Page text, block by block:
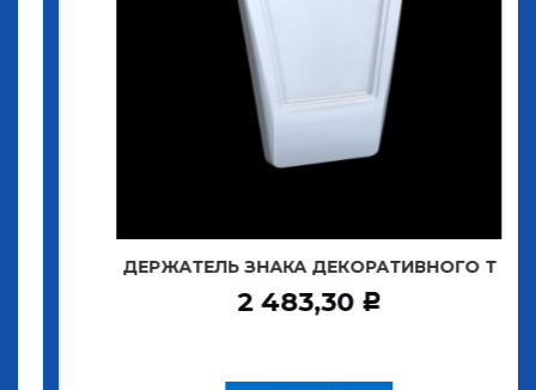
ДЕРЖАТЕЛЬ ЗНАКА ДЕКОРАТИВНОГО Т
2 483,30 Р